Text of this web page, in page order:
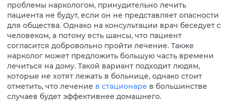
проблемы наркологом, принудительно лечить
пациента не будут, если он не представляет опасности
для общества. Однако на консультации врач беседует с
человеком, а потому есть шансы, что пациент
согласится добровольно пройти лечение. Также
нарколог может предложить большую часть времени
лечиться на дому. Такой вариант подходит людям,
которые не хотят лежать в больнице, однако стоит
отметить, что лечение в стационаре в большинстве
случаев будет эффективнее домашнего.